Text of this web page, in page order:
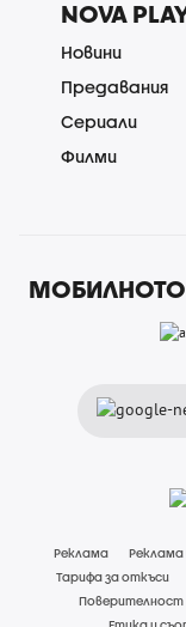
NOVA
Новини
Предавания
Сериали
Филми
МОБИЛНОТО
Реклама Реклама
Тарифа за откъси
Поверителност